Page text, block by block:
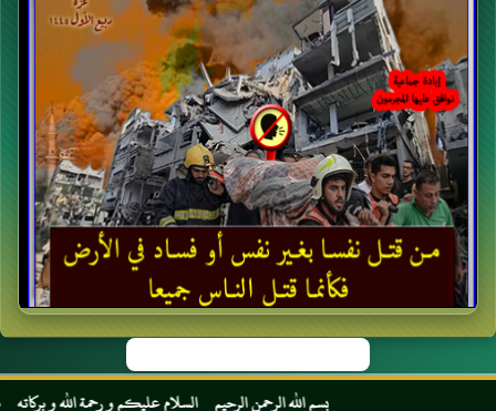
بسم الله الرحمن الرحيم السلام عليكم و رحمة الله و بركاته